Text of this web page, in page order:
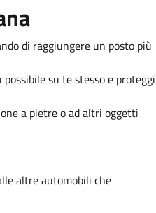
di raggiungere un posto più
su te stesso e proteggi
a pietre o ad altri oggetti
altre automobili che